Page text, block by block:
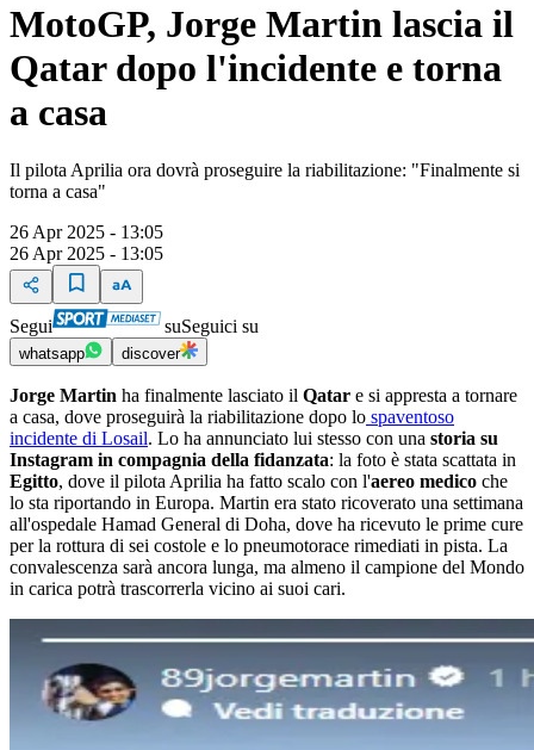
MotoGP, Jorge Martin lascia il
Qatar dopo l'incidente e torna
a casa
Il pilota Aprilia ora dovrà proseguire la riabilitazione: "Finalmente si
torna a casa"
26 Apr 2025 - 13:05
26 Apr 2025 - 13:05
Segui suSeguici su
whatsapp discover
Jorge Martin ha finalmente lasciato il Qatar e si appresta a tornare
a casa, dove proseguirà la riabilitazione dopo lo spaventoso
incidente di Losail. Lo ha annunciato lui stesso con una storia su
Instagram in compagnia della fidanzata: la foto è stata scattata in
Egitto, dove il pilota Aprilia ha fatto scalo con l'aereo medico che
lo sta riportando in Europa. Martin era stato ricoverato una settimana
all'ospedale Hamad General di Doha, dove ha ricevuto le prime cure
per la rottura di sei costole e lo pneumotorace rimediati in pista. La
convalescenza sarà ancora lunga, ma almeno il campione del Mondo
in carica potrà trascorrerla vicino ai suoi cari.